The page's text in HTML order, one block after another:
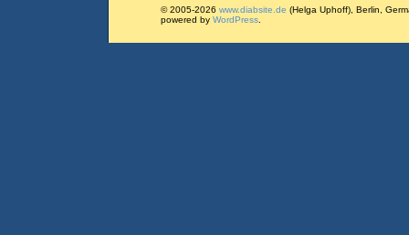
© 2005-2026 www.diabsite.de (Helga Uphoff), Berlin,
powered by WordPress.